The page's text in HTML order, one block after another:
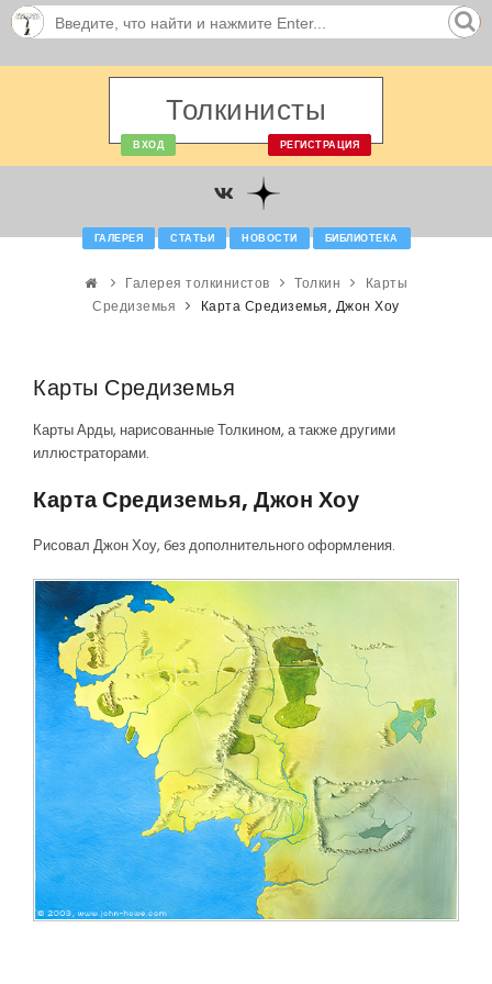
Толкинисты
ВХОД РЕГИСТРАЦИЯ
ГАЛЕРЕЯ СТАТЬИ НОВОСТИ БИБЛИОТЕКА
Галерея толкинистов Толкин
Карты
Средиземья
Карта Средиземья, Джон Хоу
Карты Средиземья
Карты Арды, нарисованные Толкином, а также другими
иллюстраторами.
Карта Средиземья, Джон Хоу
Рисовал Джон Хоу, без дополнительного оформления.